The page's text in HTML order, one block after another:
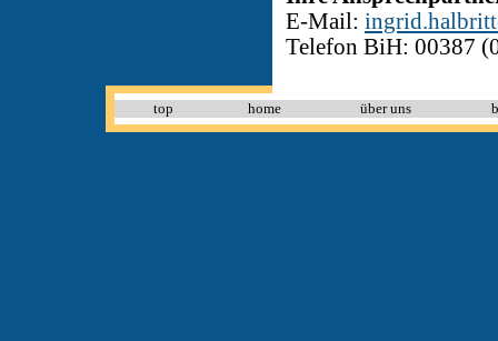
E-Mail: ingrid.h
Telefon BiH: 00387
top home über uns